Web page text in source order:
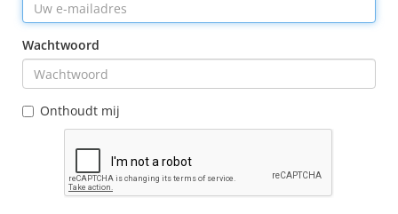
Wachtwoord
Onthoudt mij